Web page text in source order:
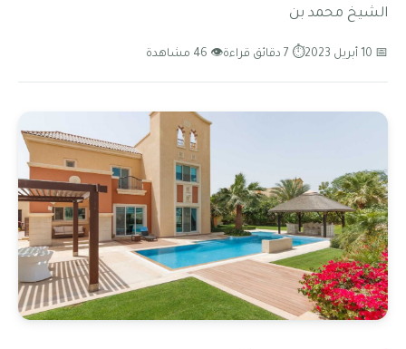
الشيخ محمد بن
📅 10 أبريل 2023 ⏱ 7 دقائق قراءة 👁 46 مشاهدة